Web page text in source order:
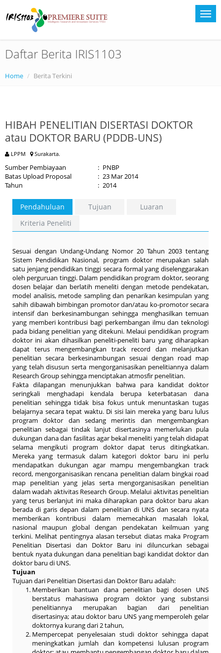
Daftar Berita IRIS1103
Home Berita Terkini
HIBAH PENELITIAN DISERTASI DOKTOR
atau DOKTOR BARU (PDDB-UNS)
LPPM Surakarta.
Sumber Pembiayaan : PNBP
Batas Upload Proposal
: 23 Mar 2014
Tahun
: 2014
Pendahuluan Tujuan
Luaran
Kriteria Peneliti
Sesuai dengan Undang-Undang Nomor 20 Tahun 2003 tentang
Sistem Pendidikan Nasional, program doktor merupakan salah
satu jenjang pendidikan tinggi secara formal yang diselenggarakan
oleh perguruan tinggi. Dalam pendidikan program doktor, seorang
dosen belajar dan berlatih meneliti dengan metode pendekatan,
model analisis, metode sampling dan penarikan kesimpulan yang
sahih dibawah bimbingan promotor dan/atau ko-promotor secara
intensif dan berkesinambungan sehingga menghasilkan temuan
yang memberi kontribusi bagi perkembangan ilmu dan teknologi
pada bidang penelitian yang ditekuni. Melaui pendidikan program
doktor ini akan dihasilkan peneliti-peneliti baru yang diharapkan
dapat terus mengembangkan track record dan melanjutkan
penelitian secara berkesinambungan sesuai dengan road map
yang telah disusun serta mengorganisasikan penelitiannya dalam
Research Group sehingga menciptakan atmosfir penelitian.
Fakta dilapangan menunjukkan bahwa para kandidat doktor
seringkali menghadapi kendala berupa keterbatasan dana
penelitian sehingga tidak bisa fokus untuk menuntaskan tugas
belajarnya secara tepat waktu. Di sisi lain mereka yang baru lulus
program doktor dan sedang merintis dan mengembangkan
penelitian sebagai tindak lanjut disertasinya memerlukan pula
dukungan dana dan fasilitas agar bekal meneliti yang telah didapat
selama mengikuti program doktor dapat terus ditingkatkan.
Mereka yang termasuk dalam kategori doktor baru ini perlu
mendapatkan dukungan agar mampu mengembangkan track
record, mengorganisasikan rencana penelitian dalam bingkai road
map penelitian yang jelas serta mengorganisasikan penelitian
dalam wadah aktivitas Research Group. Melalui aktivitas penelitian
yang terus berlanjut ini maka diharapkan para doktor baru akan
berada di garis depan dalam penelitian di UNS dan secara nyata
memberikan kontribusi dalam memecahkan masalah lokal,
nasional maupun global dengan pendekatan keilmuan yang
terkini. Melihat pentingnya alasan tersebut diatas maka Program
Penelitian Disertasi dan Doktor Baru ini diluncurkan sebagai
bentuk nyata dukungan dana penelitian bagi kandidat doktor dan
doktor baru di UNS.
Tujuan
Tujuan dari Penelitian Disertasi dan Doktor Baru adalah:
Memberikan bantuan dana penelitian bagi dosen UNS
berstatus mahasiswa program doktor yang substansi
penelitiannya merupakan bagian dari penelitian
disertasinya; atau doktor baru UNS yang memperoleh gelar
doktornya kurang dari 2 tahun,
Mempercepat penyelesaian studi doktor sehingga dapat
meningkatkan jumlah dan kompetensi lulusan program